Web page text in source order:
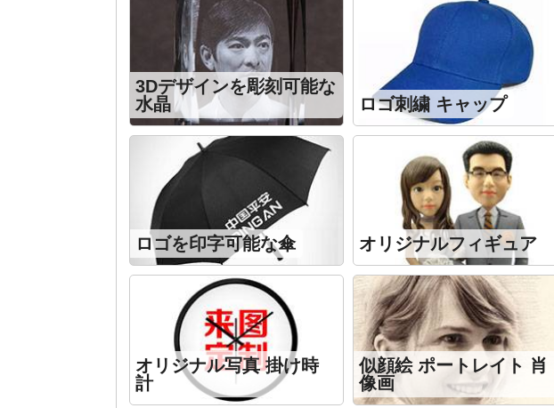
3Dデザインを彫刻可能な
水晶
ロゴ刺繍 キャップ
ロゴを印字可能な傘 オリジナルフィギュア
オリジナル写真 掛け時
計
似顔絵 ポートレイト 肖
像画